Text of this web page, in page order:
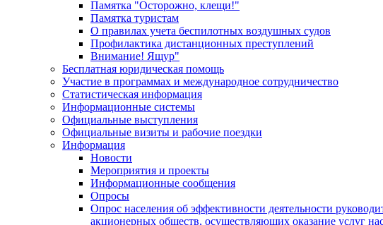
Памятка "Осторожно, клещи!"
Памятка туристам
О правилах учета беспилотных воздушных судов
Профилактика дистанционных преступлений
Внимание! Ящур"
Бесплатная юридическая помощь
Участие в программах и международное сотрудничество
Статистическая информация
Информационные системы
Официальные выступления
Официальные визиты и рабочие поездки
Информация
Новости
Мероприятия и проекты
Информационные сообщения
Опросы
Опрос населения об эффективности деятельности
акционерных обществ, осуществляющих оказание услуг